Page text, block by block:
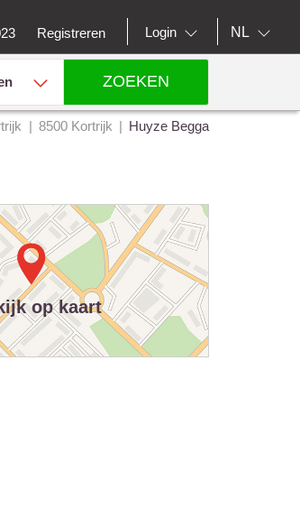
Registreren Login NL
ZOEKEN
8500 Kortrijk Huyze Begga
op kaart